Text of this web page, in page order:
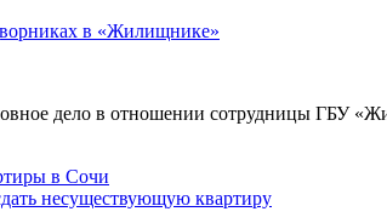
в «Жилищнике»
дело в отношении сотрудницы ГБУ
несуществующую квартиру